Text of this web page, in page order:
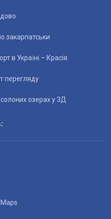
закарпатськи
в Україні – Красія
перегляду
озерах у 3Д